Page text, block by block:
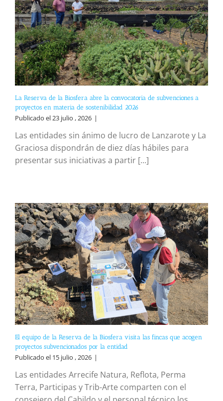
La Reserva de la Biosfera abre la convocatoria de subvenciones a
proyectos en materia de sostenibilidad 2026
Publicado el 23 julio , 2026 |
Las entidades sin ánimo de lucro de Lanzarote y La
Graciosa dispondrán de diez días hábiles para
presentar sus iniciativas a partir [...]
El equipo de la Reserva de la Biosfera visita las fincas que acogen
proyectos subvencionados por la entidad
Publicado el 15 julio , 2026 |
Las entidades Arrecife Natura, Reflota, Perma
Terra, Participas y Trib-Arte comparten con el